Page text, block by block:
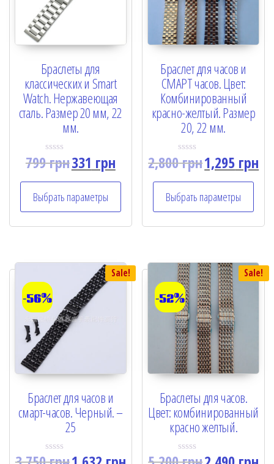
Браслеты для
классических и Smart
Watch. Нержавеющая
сталь. Размер 20 мм, 22
мм.
R
d
0
o
u
5
799грн331 грн
Выбрать параметры
Браслет для часов и
СМАРТ часов. Цвет:
Комбинированный
красно-желтый. Размер
20, 22 мм.
R
d
0
o
u
5
2,800грн1,295 грн
Выбрать параметры
Sale!
-56%
Браслет для часов и
смарт-часов. Черный. –
25
R
Sale!
-52%
Браслеты для часов.
Цвет: комбинированный
красно желтый.
R